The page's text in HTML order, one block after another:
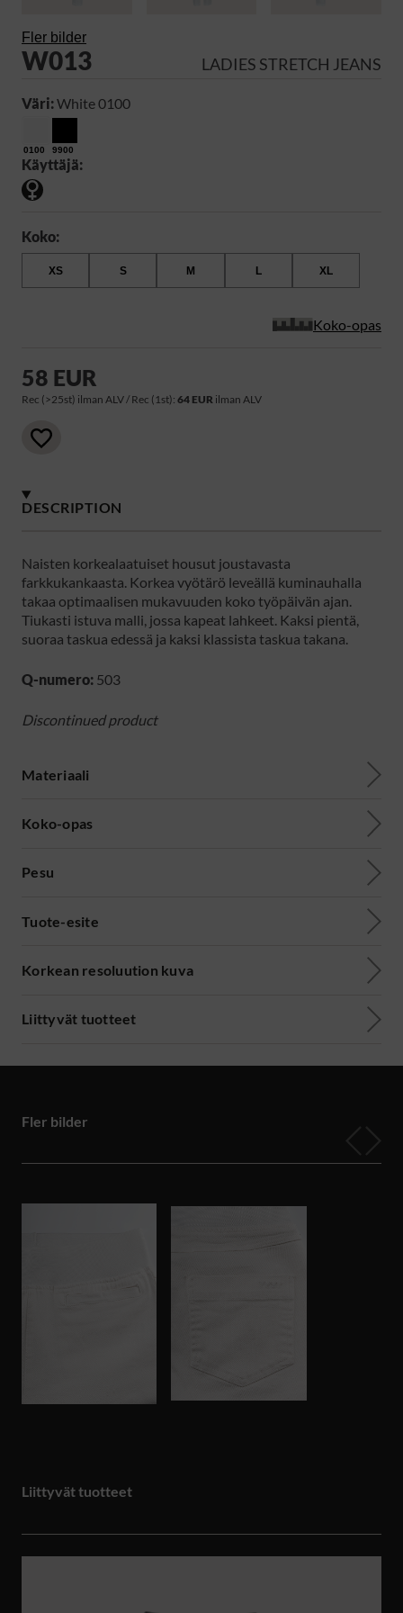
Fler bilder
W013 LADIES STRETCH JEANS
Väri:White 0100
0100 9900
Käyttäjä:
Koko:
XS S M L XL
Koko-opas
58 EUR
Rec (>25st) ilman ALV / Rec (1st): 64 EUR ilman ALV
DESCRIPTION
Naisten korkealaatuiset housut joustavasta
farkkukankaasta. Korkea vyötärö leveällä kuminauhalla
takaa optimaalisen mukavuuden koko työpäivän ajan.
Tiukasti istuva malli, jossa kapeat lahkeet. Kaksi pientä,
suoraa taskua edessä ja kaksi klassista taskua takana.
Q-numero: 503
Discontinued product
Materiaali
Koko-opas
Pesu
Tuote-esite
Korkean resoluution kuva
Liittyvät tuotteet
Fler bilder
Liittyvät tuotteet